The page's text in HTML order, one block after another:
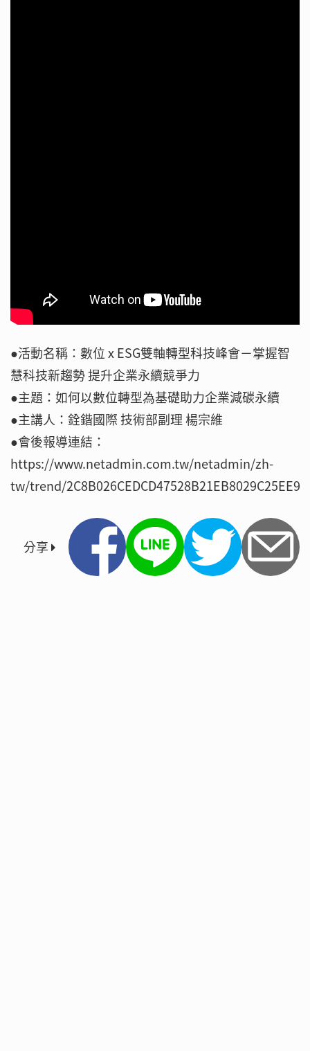
●活動名稱：數位 x ESG雙軸轉型科技峰會－掌握智
慧科技新趨勢 提升企業永續競爭力
●主題：如何以數位轉型為基礎助力企業減碳永續
●主講人：銓鍇國際 技術部副理 楊宗維
●會後報導連結：
https://www.netadmin.com.tw/netadmin/zh-
tw/trend/2C8B026CEDCD47528B21EB8029C25EE9/
分享